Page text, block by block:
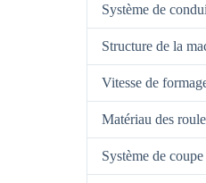
Système de
Structure de la
Vitesse de
Matériau des
Système de coupe